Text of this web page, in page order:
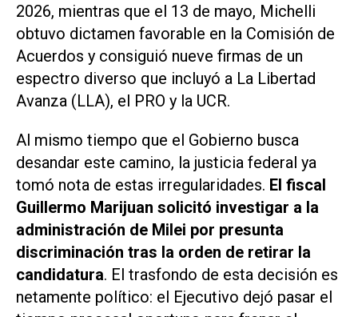
2026, mientras que el 13 de mayo, Michelli
obtuvo dictamen favorable en la Comisión de
Acuerdos y consiguió nueve firmas de un
espectro diverso que incluyó a La Libertad
Avanza (LLA), el PRO y la UCR.
Al mismo tiempo que el Gobierno busca
desandar este camino, la justicia federal ya
tomó nota de estas irregularidades. El fiscal
Guillermo Marijuan solicitó investigar a la
administración de Milei por presunta
discriminación tras la orden de retirar la
candidatura. El trasfondo de esta decisión es
netamente político: el Ejecutivo dejó pasar el